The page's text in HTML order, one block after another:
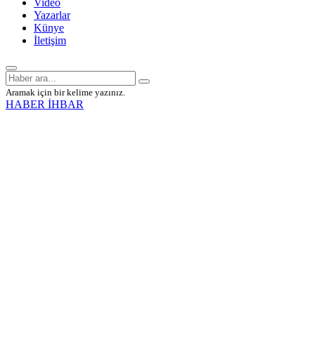
Video
Yazarlar
Künye
İletişim
Aramak için bir kelime yazınız.
HABER İHBAR